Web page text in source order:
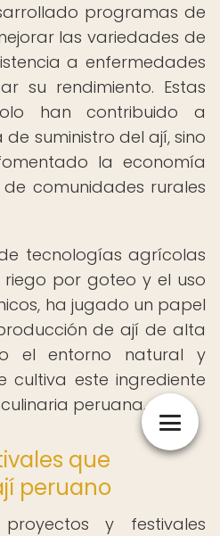
programas de
las variedades de
a enfermedades
su rendimiento. Estas
han contribuido a
suministro del ají, sino
la economía
comunidades rurales
tecnologías agrícolas
riego por goteo y el uso
ha jugado un papel
de ají de alta
el entorno natural y
cultiva este ingrediente
peruana.
que
peruano
y festivales